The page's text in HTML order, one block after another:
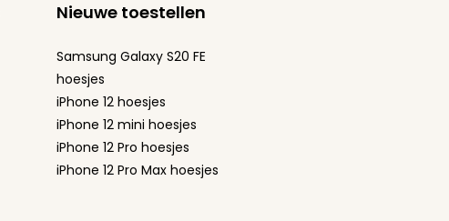
Nieuwe toestellen
Samsung Galaxy S20 FE
hoesjes
iPhone 12 hoesjes
iPhone 12 mini hoesjes
iPhone 12 Pro hoesjes
iPhone 12 Pro Max hoesjes